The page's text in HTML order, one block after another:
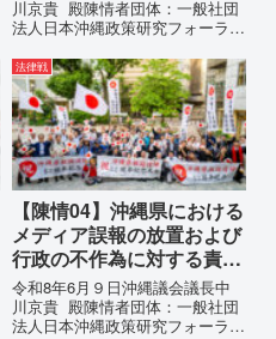
川京貴 殿陳情者団体：一般社団
法人日本沖縄政策研究フォーラム
所：沖縄県那覇市電 話：
080- 実名公表という不利益処分
を啓発との詭弁による言論弾圧条
例の即時運用停止を求める陳情
1...
法律戦
【陳情04】沖縄県における
メディア誤報の放置および
行政の不作為に対する責任
追及と再発防止策を求める
陳情
令和8年6月９日沖縄議会議長中
川京貴 殿陳情者団体：一般社団
法人日本沖縄政策研究フォーラム